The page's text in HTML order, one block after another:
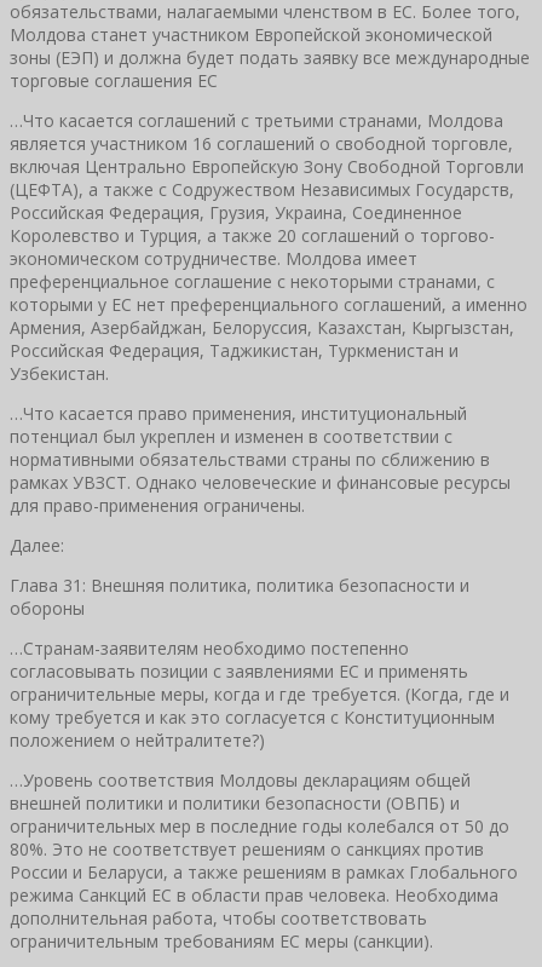
обязательствами, налагаемыми членством в ЕС. Более того,
Молдова станет участником Европейской экономической
зоны (ЕЭП) и должна будет подать заявку все международные
торговые соглашения ЕС
…Что касается соглашений с третьими странами, Молдова
является участником 16 соглашений о свободной торговле,
включая Центрально Европейскую Зону Свободной Торговли
(ЦЕФТА), а также с Содружеством Независимых Государств,
Российская Федерация, Грузия, Украина, Соединенное
Королевство и Турция, а также 20 соглашений о торгово-
экономическом сотрудничестве. Молдова имеет
преференциальное соглашение с некоторыми странами, с
которыми у ЕС нет преференциального соглашений, а именно
Армения, Азербайджан, Белоруссия, Казахстан, Кыргызстан,
Российская Федерация, Таджикистан, Туркменистан и
Узбекистан.
…Что касается право применения, институциональный
потенциал был укреплен и изменен в соответствии с
нормативными обязательствами страны по сближению в
рамках УВЗСТ. Однако человеческие и финансовые ресурсы
для право-применения ограничены.
Далее:
Глава 31: Внешняя политика, политика безопасности и
обороны
…Странам-заявителям необходимо постепенно
согласовывать позиции с заявлениями ЕС и применять
ограничительные меры, когда и где требуется. (Когда, где и
кому требуется и как это согласуется с Конституционным
положением о нейтралитете?)
…Уровень соответствия Молдовы декларациям общей
внешней политики и политики безопасности (ОВПБ) и
ограничительных мер в последние годы колебался от 50 до
80%. Это не соответствует решениям о санкциях против
России и Беларуси, а также решениям в рамках Глобального
режима Санкций ЕС в области прав человека. Необходима
дополнительная работа, чтобы соответствовать
ограничительным требованиям ЕС меры (санкции).